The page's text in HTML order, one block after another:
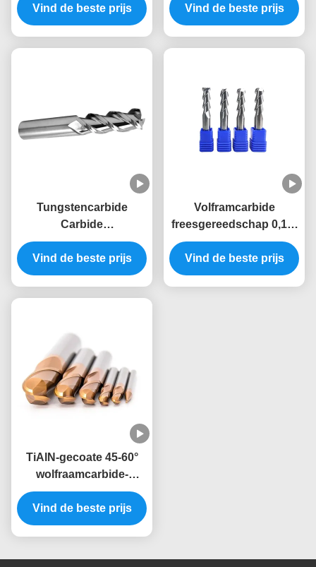
Wolframcarbide
bedekte
Vind de beste prijs
snelheid
Vind de beste prijs
Tungstencarbide
Carbide
eindfreesgereedschap
met 2-4 fluiten
Snijrandhoek 45-60°
Vind de beste prijs
Volframcarbide
freesgereedschap 0,1-6
mm/min Voersnelheid
50-150 mm Algemene
lengte
Vind de beste prijs
TiAlN-gecoate 45-60°
wolfraamcarbide-
snijdmachine met 3-4
fluitjes
Vind de beste prijs